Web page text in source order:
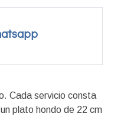
Cada servicio consta
plato hondo de 22 cm